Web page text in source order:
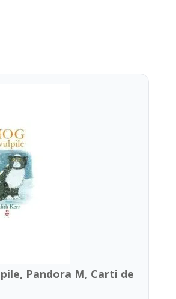
Pandora M, Carti de